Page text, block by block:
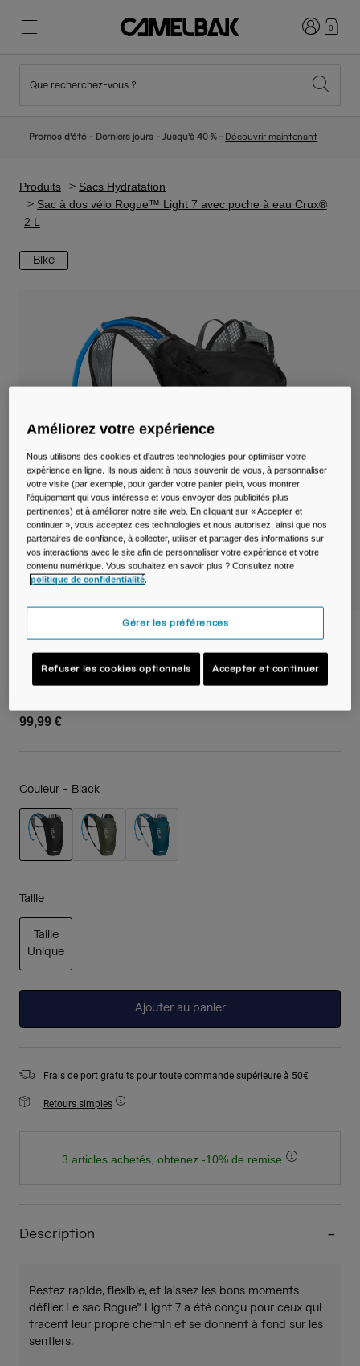
Nouveautés
Gilets Hydratation
Gourdes
Mugs et Gobelets
Ceintures et sacoches
Sacoches Vélo
Réservoirs
Accessoires
Tout Voir
Randonnée
Voyages et style de vie
Abandonner le tout Jetable
Nos Partenaires
Connexion
0
Que recherchez-vous ?
Promos d'été - Derniers jours - Jusqu'à 40 % - Découvrir maintenant
Produits
Sacs Hydratation
Sac à dos vélo Rogue™ Light 7 avec poche à eau Crux®
2 L
Bike
Sac à dos vélo Rogue™ Light 7 avec poche
à eau Crux® 2 L
Article n°38602-001-OS
99,99 €
Couleur - Black
Taille
Taille
Unique
Ajouter au panier
Frais de port gratuits pour toute commande supérieure à 50€
Retours simples
3 articles achetés, obtenez -10% de remise
Description
Restez rapide, flexible, et laissez les bons moments
défiler. Le sac Rogue™ Light 7 a été conçu pour ceux qui
tracent leur propre chemin et se donnent à fond sur les
sentiers.
Améliorez votre expérience
Nous utilisons des cookies et d'autres technologies pour optimiser votre
expérience en ligne. Ils nous aident à nous souvenir de vous, à personnaliser
votre visite (par exemple, pour garder votre panier plein, vous montrer
l'équipement qui vous intéresse et vous envoyer des publicités plus
pertinentes) et à améliorer notre site web. En cliquant sur « Accepter et
continuer », vous acceptez ces technologies et nous autorisez, ainsi que nos
partenaires de confiance, à collecter, utiliser et partager des informations sur
vos interactions avec le site afin de personnaliser votre expérience et votre
contenu numérique. Vous souhaitez en savoir plus ? Consultez notre
politique de confidentialité.
Gérer les préférences
Refuser les cookies optionnels Accepter et continuer